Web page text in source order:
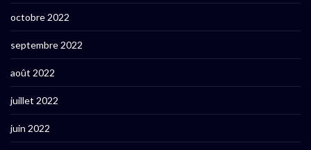
octobre 2022
septembre 2022
août 2022
juillet 2022
juin 2022